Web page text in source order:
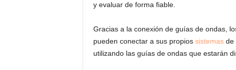
y evaluar de forma fiable.
Gracias a la conexión de guías de ondas,
pueden conectar a sus propios sistemasde
utilizando las guías de ondas que estarán